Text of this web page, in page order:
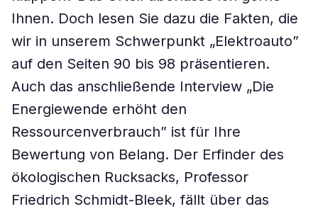
Ihnen. Doch lesen Sie dazu die Fakten, die
wir in unserem Schwerpunkt „Elektroauto”
auf den Seiten 90 bis 98 präsentieren.
Auch das anschließende Interview „Die
Energiewende erhöht den
Ressourcenverbrauch” ist für Ihre
Bewertung von Belang. Der Erfinder des
ökologischen Rucksacks, Professor
Friedrich Schmidt-Bleek, fällt über das